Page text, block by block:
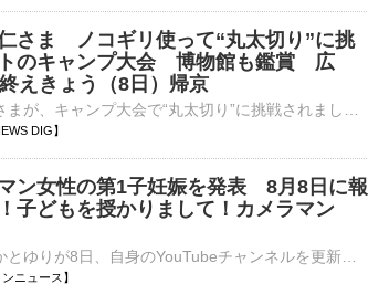
仁さま ノコギリ使って“丸太切り”に挑
のキャンプ大会 博物館も鑑賞 広
えきょう（8日）帰京
DIG】
ン女性の第1子妊娠を発表 8月8日に報
子どもを授かりまして！カメラマン
ニュース】